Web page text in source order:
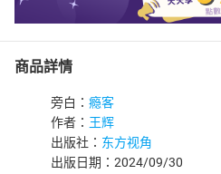
商品詳情
旁白： 瘾客
作者： 王辉
出版社： 东方视角
出版日期：2024/09/30